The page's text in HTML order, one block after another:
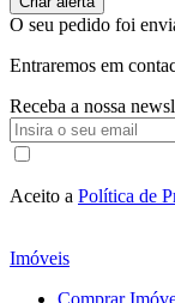
O seu pedido foi
Entraremos em
Receba a nossa
Aceito a Política de
Imóveis
Comprar